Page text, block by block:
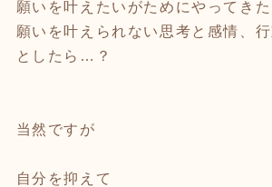
願いを叶えたいがためにやってき
願いを叶えられない思考と感情、
としたら…？
当然ですが
自分を抑えて